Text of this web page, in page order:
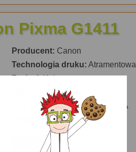
Pixma G1411
Producent: Canon
Technologia druku: Atramentowa
Rodzaj:Kolorowa
Drukarka
Kod producenta:2314C025AA
Pixma G